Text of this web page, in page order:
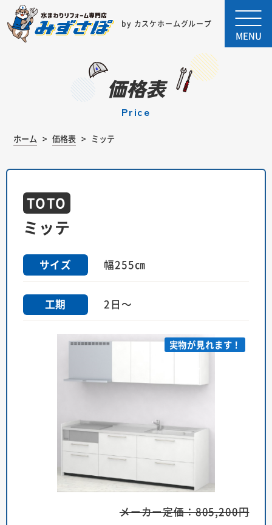
by カスケホームグループ
MENU
価格表
price
ホーム 価格表 ミッテ
TOTO
ミッテ
サイズ 幅255㎝
工期 2日～
実物が見れます！
メーカー定価：805,200円